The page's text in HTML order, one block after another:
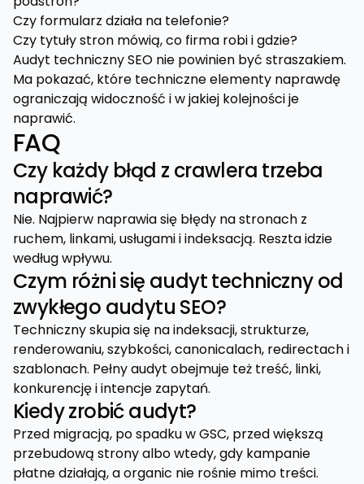
Czy formularz działa na telefonie?
Czy tytuły stron mówią, co firma robi i gdzie?
Audyt techniczny SEO nie powinien być straszakiem.
Ma pokazać, które techniczne elementy naprawdę
ograniczają widoczność i w jakiej kolejności je
naprawić.
FAQ
Czy każdy błąd z crawlera trzeba
naprawić?
Nie. Najpierw naprawia się błędy na stronach z
ruchem, linkami, usługami i indeksacją. Reszta idzie
według wpływu.
Czym różni się audyt techniczny od
zwykłego audytu SEO?
Techniczny skupia się na indeksacji, strukturze,
renderowaniu, szybkości, canonicalach, redirectach i
szablonach. Pełny audyt obejmuje też treść, linki,
konkurencję i intencje zapytań.
Kiedy zrobić audyt?
Przed migracją, po spadku w GSC, przed większą
przebudową strony albo wtedy, gdy kampanie
płatne działają, a organic nie rośnie mimo treści.